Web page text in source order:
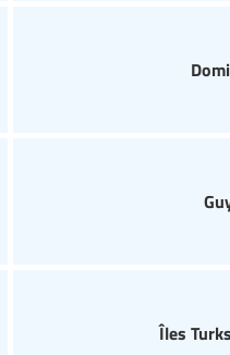
Îles